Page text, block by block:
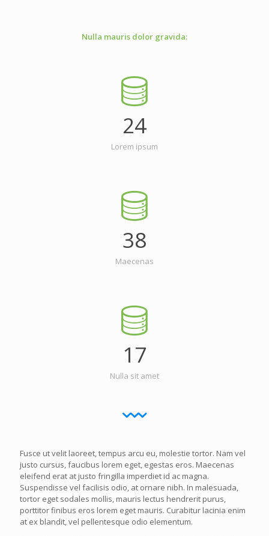
Nulla mauris dolor gravida:
24
Lorem ipsum
38
Maecenas
17
Nulla sit amet
Fusce ut velit laoreet, tempus arcu eu, molestie tortor. Nam vel
justo cursus, faucibus lorem eget, egestas eros. Maecenas
eleifend erat at justo fringilla imperdiet id ac magna.
Suspendisse vel facilisis odio, at ornare nibh. In malesuada,
tortor eget sodales mollis, mauris lectus hendrerit purus,
porttitor finibus eros lorem eget mauris. Curabitur lacinia enim
at ex blandit, vel pellentesque odio elementum.